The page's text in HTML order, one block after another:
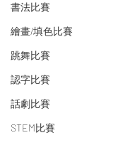
書法比賽
繪畫/填色比賽
跳舞比賽
認字比賽
話劇比賽
STEM比賽